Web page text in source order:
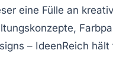
eine Fülle an
– IdeenReich